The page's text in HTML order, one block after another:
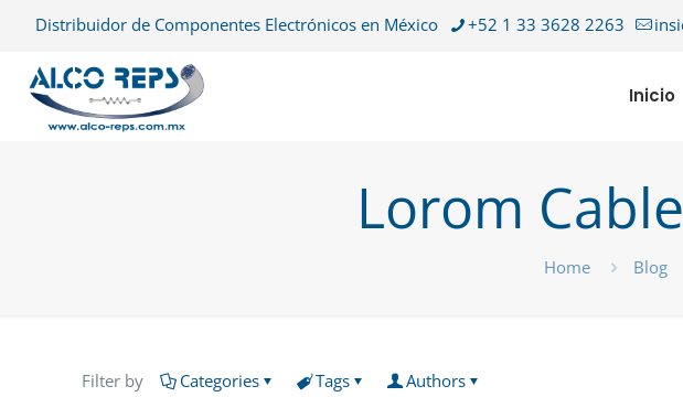
Distribuidor de Componentes Electrónicos en México +52 1 33 3628 2263
Inicio
Lorom
Home Blog
Filter by Categories Tags Authors